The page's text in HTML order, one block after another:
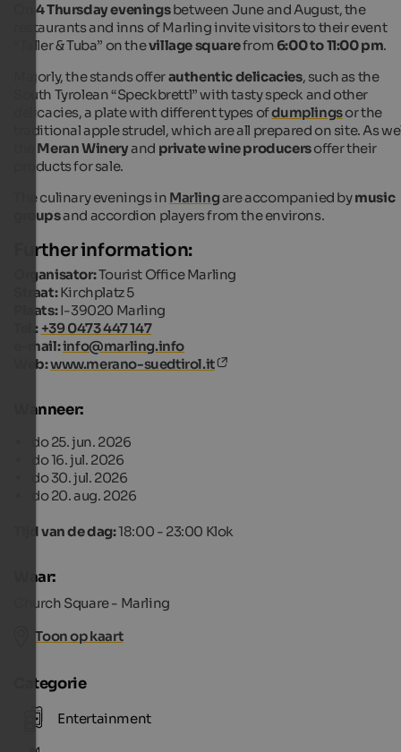
4 Thursday eveningsbetween June and August, the
restaurants and inns of Marling invite visitors to their event
“Taller & Tuba” on thevillage squarefrom 6:00 to 11:00 pm.
Majorly, the stands offerauthentic delicacies, such as the
South Tyrolean “Speckbrettl” with tasty speck and other
delicacies, a plate with different types ofdumplingsor the
traditional apple strudel, which are all prepared on site. As
Meran Wineryand private wine producersoffer their
products for sale.
The culinary evenings in Marlingare accompanied bymusic
groupsand accordion players from the environs.
Further information:
Organisator:Tourist Office Marling
Straat:Kirchplatz 5
Plaats:I-39020 Marling
Tel.: +39 0473 447 147
e-mail:info@marling.info
Web:www.merano-suedtirol.it
Wanneer:
do 25. jun. 2026
do 16. jul. 2026
do 30. jul. 2026
do 20. aug. 2026
Tijd van de dag:18:00 - 23:00 Klok
Waar:
Church Square - Marling
Toon op kaart
Categorie
Entertainment